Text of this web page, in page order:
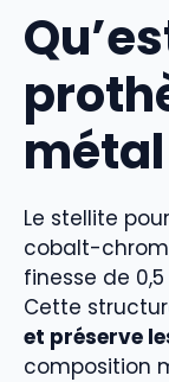
métal
Le stellite
cobalt-
finesse de
Cette
et préserve
composition